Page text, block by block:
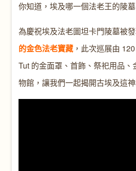
你知道，埃及哪一個法老王的陵
為慶祝埃及法老圖坦卡門陵墓被
的金色法老寶藏，此次巡展由
Tut 的金面罩、首飾、祭祀用品
物館，讓我們一起揭開古埃及這神